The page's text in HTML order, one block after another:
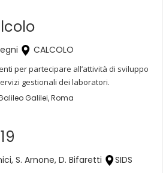
CALCOLO
per partecipare all’attività di sviluppo
gestionali dei laboratori.
Galilei, Roma
S. Arnone, D. Bifaretti SIDS